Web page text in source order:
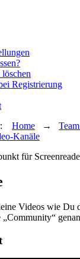
Registrierung
Home →
Kanäle
Videos wie Du
„Community“